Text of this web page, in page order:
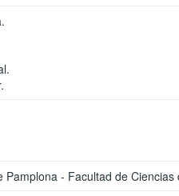
Pamplona - Facultad de Ciencias